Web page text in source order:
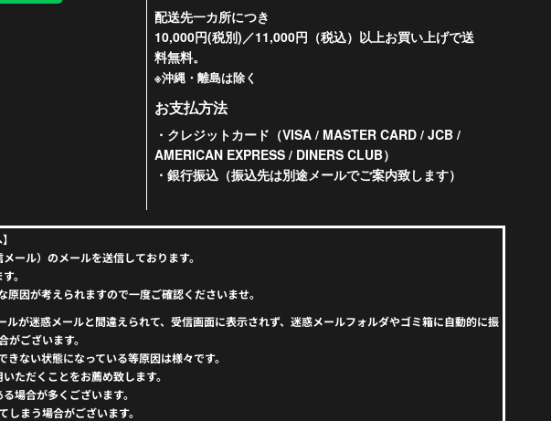
配送先一カ所につき
10,000円(税別)／11,000円（税込）以上お買い上げで送
料無料。
※沖縄・離島は除く
お支払方法
・クレジットカード（VISA / MASTER CARD / JCB /
AMERICAN EXPRESS / DINERS CLUB）
・銀行振込（振込先は別途メールでご案内致します）
ール）のメールを送信しております。
。
因が考えられますので一度ご確認くださいませ。
が迷惑メールと間違えられて、受信画面に表示されず、迷惑メールフォルダやゴミ箱に自動的に振
がございます。
ない状態になっている等原因は様々です。
ただくことをお薦め致します。
場合が多くございます。
まう場合がございます。